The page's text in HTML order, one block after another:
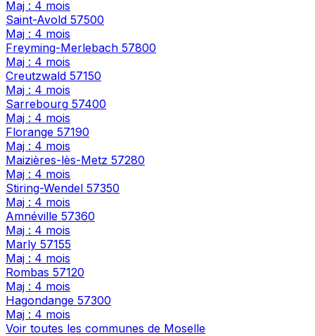
Maj : 4 mois
Saint-Avold 57500
Maj : 4 mois
Freyming-Merlebach 57800
Maj : 4 mois
Creutzwald 57150
Maj : 4 mois
Sarrebourg 57400
Maj : 4 mois
Florange 57190
Maj : 4 mois
Maizières-lès-Metz 57280
Maj : 4 mois
Stiring-Wendel 57350
Maj : 4 mois
Amnéville 57360
Maj : 4 mois
Marly 57155
Maj : 4 mois
Rombas 57120
Maj : 4 mois
Hagondange 57300
Maj : 4 mois
Voir toutes les communes de Moselle